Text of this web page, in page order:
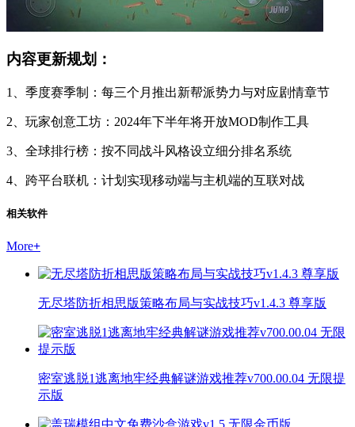
内容更新规划：
1、季度赛季制：每三个月推出新帮派势力与对应剧情章节
2、玩家创意工坊：2024年下半年将开放MOD制作工具
3、全球排行榜：按不同战斗风格设立细分排名系统
4、跨平台联机：计划实现移动端与主机端的互联对战
相关软件
More+
无尽塔防折相思版策略布局与实战技巧v1.4.3 尊享版
密室逃脱1逃离地牢经典解谜游戏推荐v700.00.04 无限提
示版